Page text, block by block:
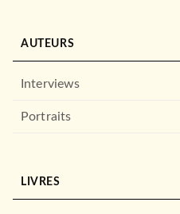
AUTEURS
Interviews
Portraits
LIVRES